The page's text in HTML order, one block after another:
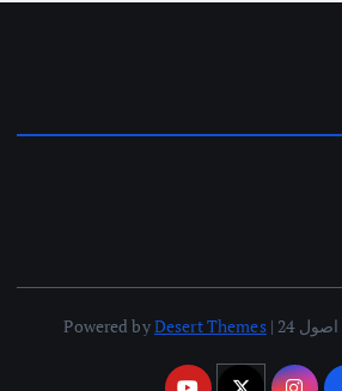
Desert Themes